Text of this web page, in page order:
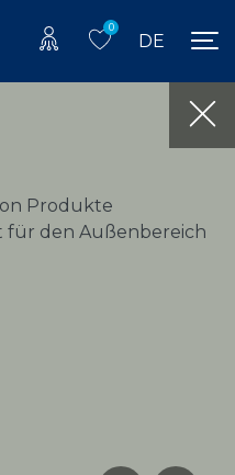
0
DE
Produkte
für den Außenbereich